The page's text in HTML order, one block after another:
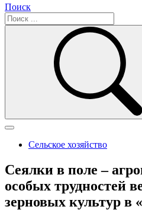
Поиск
Сельское хозяйство
Сеялки в поле –
особых трудностей
зерновых культур в